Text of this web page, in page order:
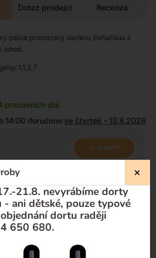
Dotaz prodejci Recenze
piškot promazaný sladkou šlehačkou s
jahod.
1.1,3,7
pracovních dní
14:00 doručíme ve čtvrtek - 13.8.2026
KOUPIT
k odběru:10ks
rady?
Vám
21.8. nevyrábíme dorty
- ani dětské, pouze typové
dortu raději
650 680.